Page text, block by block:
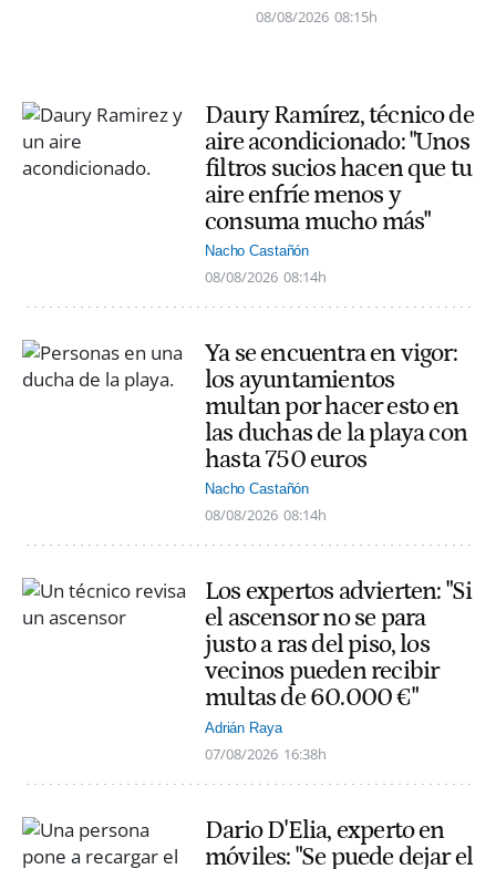
08/08/2026 08:15h
Daury Ramírez, técnico de
aire acondicionado: "Unos
filtros sucios hacen que tu
aire enfríe menos y
consuma mucho más"
Nacho Castañón
08/08/2026 08:14h
Ya se encuentra en vigor:
los ayuntamientos
multan por hacer esto en
las duchas de la playa con
hasta 750 euros
Nacho Castañón
08/08/2026 08:14h
Los expertos advierten: "Si
el ascensor no se para
justo a ras del piso, los
vecinos pueden recibir
multas de 60.000 €"
Adrián Raya
07/08/2026 16:38h
Dario D'Elia, experto en
móviles: "Se puede dejar el